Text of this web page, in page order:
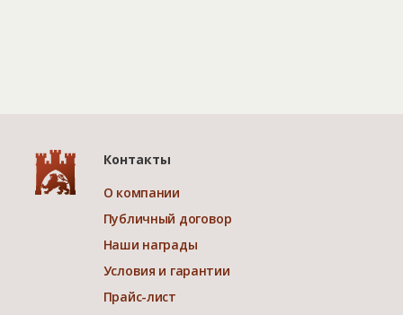
Контакты
О компании
Публичный договор
Наши награды
Условия и гарантии
Прайс-лист